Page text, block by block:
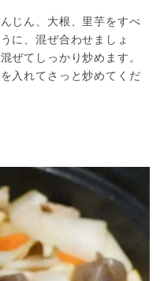
じん、大根、里芋をすべ
に、混ぜ合わせましょ
ぜてしっかり炒めます。
入れてさっと炒めてくだ